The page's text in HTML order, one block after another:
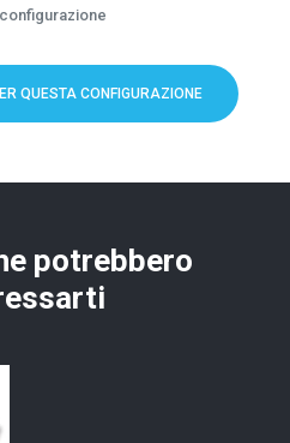
QUESTA CONFIGURAZIONE
potrebbero